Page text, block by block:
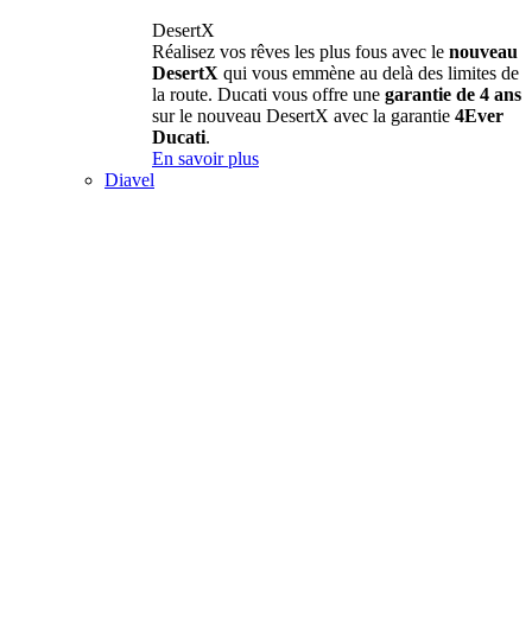
DesertX
Réalisez vos rêves les plus fous avec le nouveau
DesertX qui vous emmène au delà des limites de
la route. Ducati vous offre une garantie de 4 ans
sur le nouveau DesertX avec la garantie 4Ever
Ducati.
En savoir plus
Diavel